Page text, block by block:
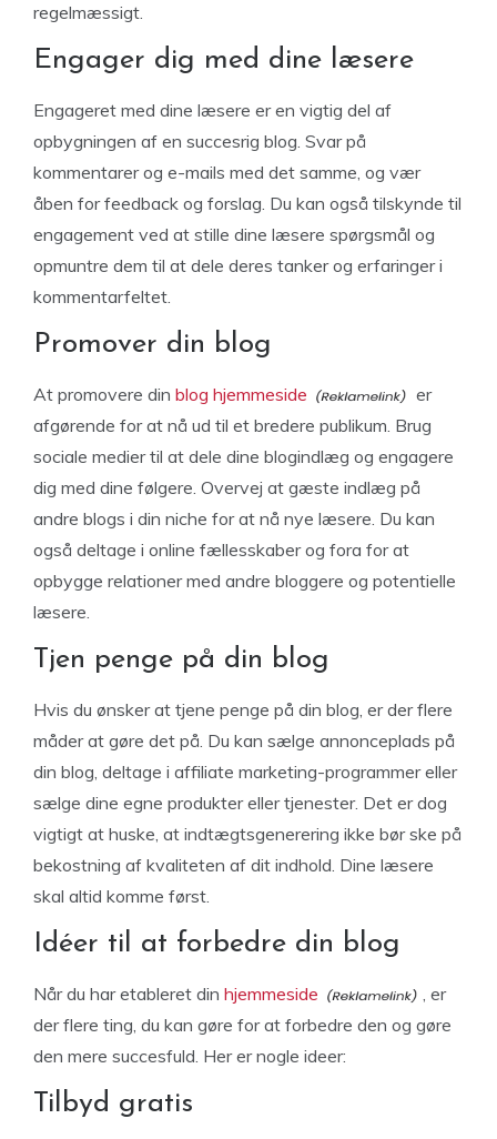
regelmæssigt.
Engager dig med dine læsere
Engageret med dine læsere er en vigtig del af
opbygningen af en succesrig blog. Svar på
kommentarer og e-mails med det samme, og vær
åben for feedback og forslag. Du kan også tilskynde til
engagement ved at stille dine læsere spørgsmål og
opmuntre dem til at dele deres tanker og erfaringer i
kommentarfeltet.
Promover din blog
At promovere din blog hjemmeside
er
afgørende for at nå ud til et bredere publikum. Brug
sociale medier til at dele dine blogindlæg og engagere
dig med dine følgere. Overvej at gæste indlæg på
andre blogs i din niche for at nå nye læsere. Du kan
også deltage i online fællesskaber og fora for at
opbygge relationer med andre bloggere og potentielle
læsere.
Tjen penge på din blog
Hvis du ønsker at tjene penge på din blog, er der flere
måder at gøre det på. Du kan sælge annonceplads på
din blog, deltage i affiliate marketing-programmer eller
sælge dine egne produkter eller tjenester. Det er dog
vigtigt at huske, at indtægtsgenerering ikke bør ske på
bekostning af kvaliteten af dit indhold. Dine læsere
skal altid komme først.
Idéer til at forbedre din blog
Når du har etableret din hjemmeside
, er
der flere ting, du kan gøre for at forbedre den og gøre
den mere succesfuld. Her er nogle ideer:
Tilbyd gratis